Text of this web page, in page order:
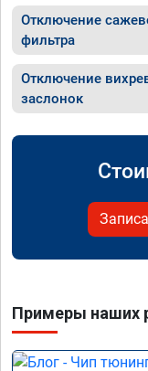
Отключение
фильтра
Отключение
заслонок
Примеры наших